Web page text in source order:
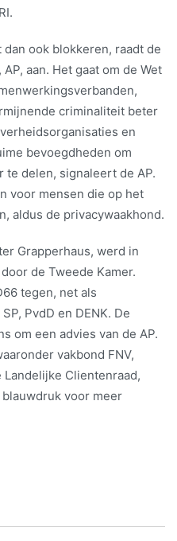
ook blokkeren, raadt de
aan. Het gaat om de Wet
criminaliteit beter
en
bevoegdheden om
te delen, signaleert de AP.
voor mensen die op het
aldus de privacywaakhond.
Grapperhaus, werd in
de Tweede Kamer.
tegen, net als
PvdD en DENK. De
om een advies van de AP.
vakbond FNV,
Clientenraad,
voor meer